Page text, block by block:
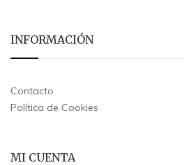
INFORMACIÓN
Contacto
Política de Cookies
MI CUENTA